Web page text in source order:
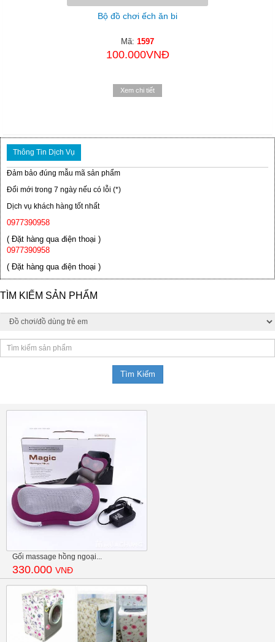
Bộ đồ chơi ếch ăn bi
Mã: 1597
100.000VNĐ
Xem chi tiết
Thông Tin Dịch Vụ
Đảm bảo đúng mẫu mã sản phẩm
Đổi mới trong 7 ngày nếu có lỗi (*)
Dịch vụ khách hàng tốt nhất
0977390958
( Đặt hàng qua điện thoại )
0977390958
( Đặt hàng qua điện thoại )
TÌM KIẾM SẢN PHẨM
Gối massage hồng ngoại...
330.000 VNĐ